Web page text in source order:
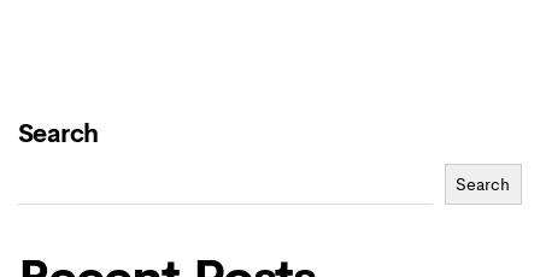
Search
Search